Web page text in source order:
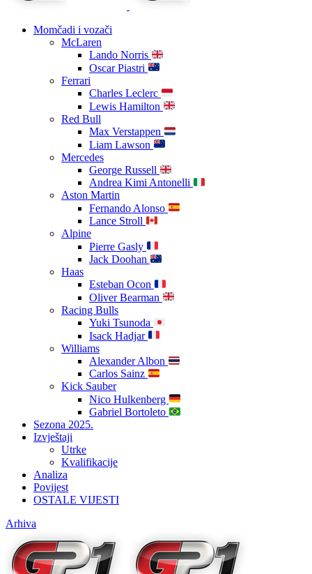
Momčadi i vozači
McLaren
Lando Norris
Oscar Piastri
Ferrari
Charles Leclerc
Lewis Hamilton
Red Bull
Max Verstappen
Liam Lawson
Mercedes
George Russell
Andrea Kimi Antonelli
Aston Martin
Fernando Alonso
Lance Stroll
Alpine
Pierre Gasly
Jack Doohan
Haas
Esteban Ocon
Oliver Bearman
Racing Bulls
Yuki Tsunoda
Isack Hadjar
Williams
Alexander Albon
Carlos Sainz
Kick Sauber
Nico Hulkenberg
Gabriel Bortoleto
Sezona 2025.
Izvještaji
Utrke
Kvalifikacije
Analiza
Povijest
OSTALE VIJESTI
Arhiva